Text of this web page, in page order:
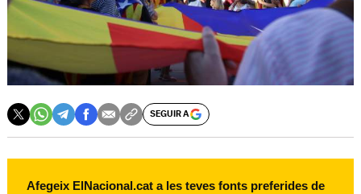
SEGUIR A
Afegeix ElNacional.cat a les teves fonts preferides de